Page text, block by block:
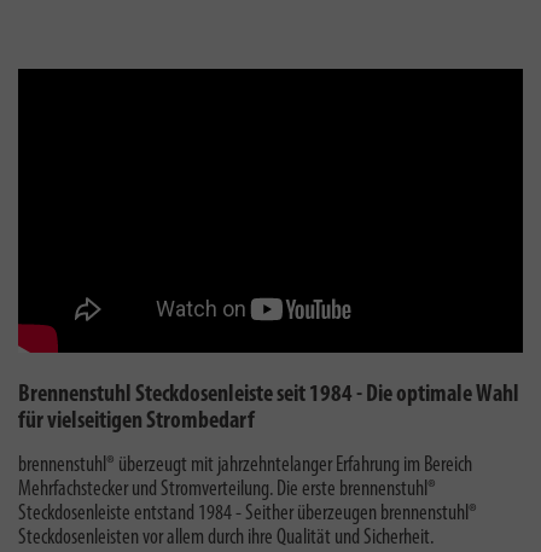
Brennenstuhl Steckdosenleiste seit 1984 - Die optimale Wahl
für vielseitigen Strombedarf
brennenstuhl® überzeugt mit jahrzehntelanger Erfahrung im Bereich
Mehrfachstecker und Stromverteilung. Die erste brennenstuhl®
Steckdosenleiste entstand 1984 - Seither überzeugen brennenstuhl®
Steckdosenleisten vor allem durch ihre Qualität und Sicherheit.